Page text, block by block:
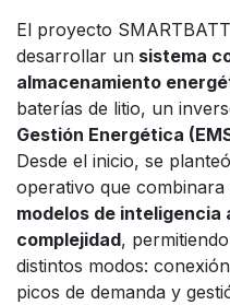
El proyecto
desarrollar un sistema
almacenamiento
baterías de litio, un
Gestión Energética
Desde el inicio, se
operativo que combinara
modelos de inteligencia
complejidad,
distintos modos:
picos de demanda y